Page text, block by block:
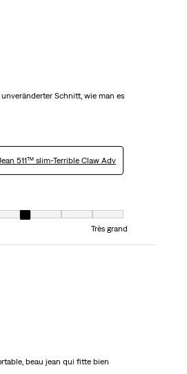
Schnitt, wie man es
511™ slim-Terrible Claw Adv
égal à Très petit et 7 est égal à Très grand
Très grand
beau jean qui fitte bien